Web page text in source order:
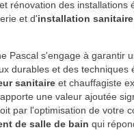
rénovation des installations
et d'installation sanitaire
Pascal s'engage à garantir
durables et des techniques
sanitaire et chauffagiste
une valeur ajoutée
par l'optimisation de votre
de salle de bain qui